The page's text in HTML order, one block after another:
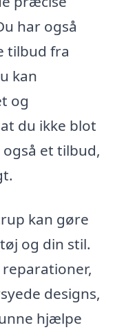
har også
tilbud fra
kan
og
du ikke blot
et tilbud,
kan gøre
og din stil.
designs,
hjælpe